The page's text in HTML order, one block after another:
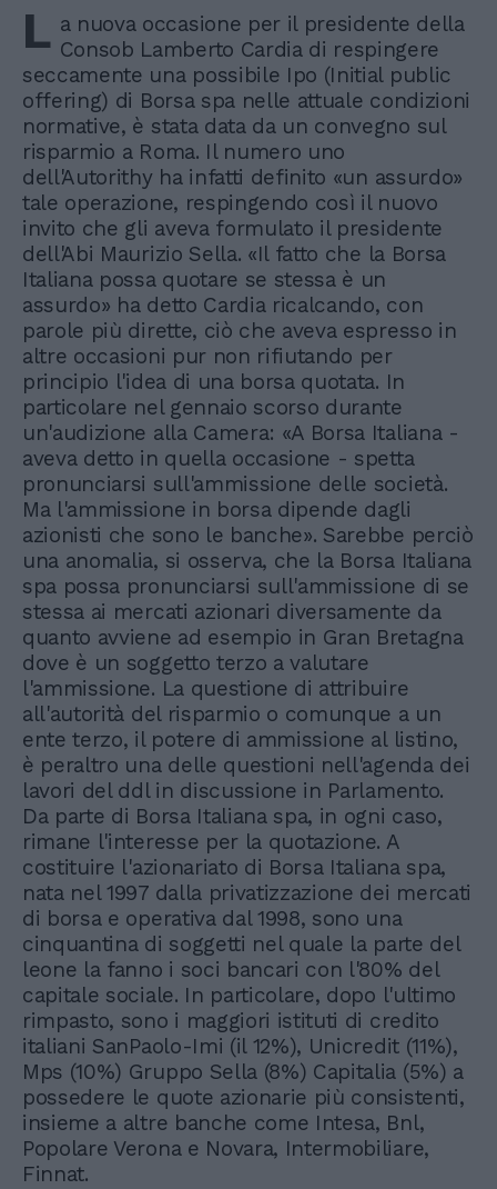
L a nuova occasione per il presidente della
Consob Lamberto Cardia di respingere
seccamente una possibile Ipo (Initial public
offering) di Borsa spa nelle attuale condizioni
normative, è stata data da un convegno sul
risparmio a Roma. Il numero uno
dell'Autorithy ha infatti definito «un assurdo»
tale operazione, respingendo così il nuovo
invito che gli aveva formulato il presidente
dell'Abi Maurizio Sella. «Il fatto che la Borsa
Italiana possa quotare se stessa è un
assurdo» ha detto Cardia ricalcando, con
parole più dirette, ciò che aveva espresso in
altre occasioni pur non rifiutando per
principio l'idea di una borsa quotata. In
particolare nel gennaio scorso durante
un'audizione alla Camera: «A Borsa Italiana -
aveva detto in quella occasione - spetta
pronunciarsi sull'ammissione delle società.
Ma l'ammissione in borsa dipende dagli
azionisti che sono le banche». Sarebbe perciò
una anomalia, si osserva, che la Borsa Italiana
spa possa pronunciarsi sull'ammissione di se
stessa ai mercati azionari diversamente da
quanto avviene ad esempio in Gran Bretagna
dove è un soggetto terzo a valutare
l'ammissione. La questione di attribuire
all'autorità del risparmio o comunque a un
ente terzo, il potere di ammissione al listino,
è peraltro una delle questioni nell'agenda dei
lavori del ddl in discussione in Parlamento.
Da parte di Borsa Italiana spa, in ogni caso,
rimane l'interesse per la quotazione. A
costituire l'azionariato di Borsa Italiana spa,
nata nel 1997 dalla privatizzazione dei mercati
di borsa e operativa dal 1998, sono una
cinquantina di soggetti nel quale la parte del
leone la fanno i soci bancari con l'80% del
capitale sociale. In particolare, dopo l'ultimo
rimpasto, sono i maggiori istituti di credito
italiani SanPaolo-Imi (il 12%), Unicredit (11%),
Mps (10%) Gruppo Sella (8%) Capitalia (5%) a
possedere le quote azionarie più consistenti,
insieme a altre banche come Intesa, Bnl,
Popolare Verona e Novara, Intermobiliare,
Finnat.